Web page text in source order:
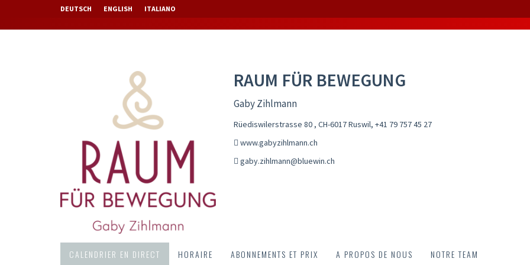
DEUTSCH ENGLISH ITALIANO
RAUM FÜR BEWEGUNG
Gaby Zihlmann
Rüediswilerstrasse 80 , CH-6017 Ruswil, +41 79 757 45 27
www.gabyzihlmann.ch
gaby.zihlmann@bluewin.ch
CALENDRIER EN DIRECT HORAIRE ABONNEMENTS ET PRIX A PROPOS DE NOUS NOTRE TEAM